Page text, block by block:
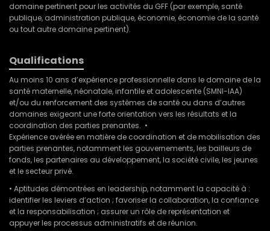
domaine pertinent pour les activités du GFF (par exemple, santé
publique, administration publique, économie, économie de la santé
ou tout autre domaine pertinent).
Qualifications
Au moins 10 ans d’expérience professionnelle dans le domaine de la
santé maternelle, néonatale, infantile et adolescente (SMNI-IAA)
et/ou du renforcement des systèmes de santé ou dans d’autres
domaines exigeant une forte orientation vers les résultats et la
coordination des parties prenantes. •
Expérience avérée en matière de coordination et de mobilisation des
parties prenantes, notamment les gouvernements, les bailleurs de
fonds, les partenaires au développement, la société civile, les jeunes
et le secteur privé.
• Aptitudes démontrées en leadership, notamment la capacité à :
identifier les leviers d’action ; favoriser la collaboration, la confiance
et la responsabilisation ; assurer un rôle de représentation et
appuyer les processus administratifs et de réunion.